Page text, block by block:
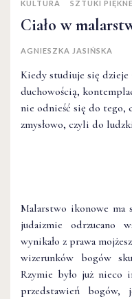
KULTURA SZTUKI PIĘKNE
Ciało w
AGNIESZKA JASIŃSKA
Kiedy studiuje się
duchowością,
nie odnieść się do tego,
zmysłowo, czyli do
Malarstwo ikonowe ma
judaizmie odrzucano
wynikało z prawa
wizerunków bogów
Rzymie było już nieco
przedstawień bogów,